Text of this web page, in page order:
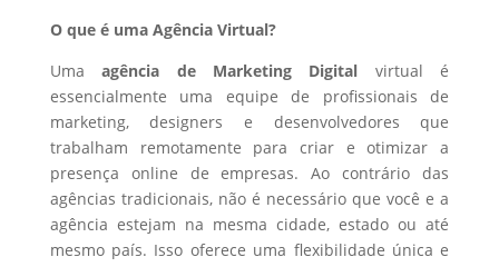
O que é uma Agência Virtual?
Umaagência de Marketing Digital virtual é
essencialmente uma equipe de profissionais de
marketing, designers e desenvolvedores que
trabalham remotamente para criar e otimizar a
presença online de empresas. Ao contrário das
agências tradicionais, não é necessário que você e a
agência estejam na mesma cidade, estado ou até
mesmo país. Isso oferece uma flexibilidade única e